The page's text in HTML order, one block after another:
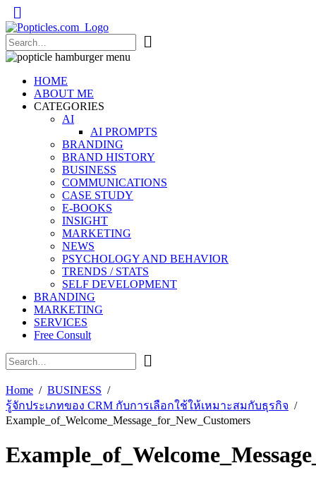
Popticles.com
HOME
ABOUT ME
CATEGORIES
AI
AI PROMPTS
BRANDING
BRAND HISTORY
BUSINESS
COMMUNICATIONS
CASE STUDY
E-BOOKS
INSIGHT
MARKETING
NEWS
PSYCHOLOGY AND BEHAVIOR
TRENDS / STATS
SELF DEVELOPMENT
BRANDING
MARKETING
SERVICES
Free Consult
Home
BUSINESS
รู้จักประเภทของ CRM กับการเลือกใช้ให้เหมาะสมกับธุรกิจ
Example_of_Welcome_Message_for_New_Customers